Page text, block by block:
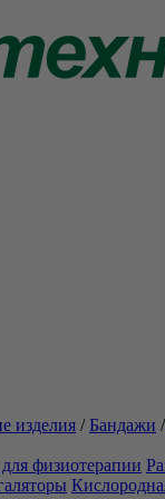
изделия / Бандажи /
физиотерапии